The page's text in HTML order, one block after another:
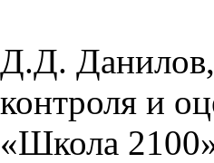
Д.Д.
контроля и
«Школа